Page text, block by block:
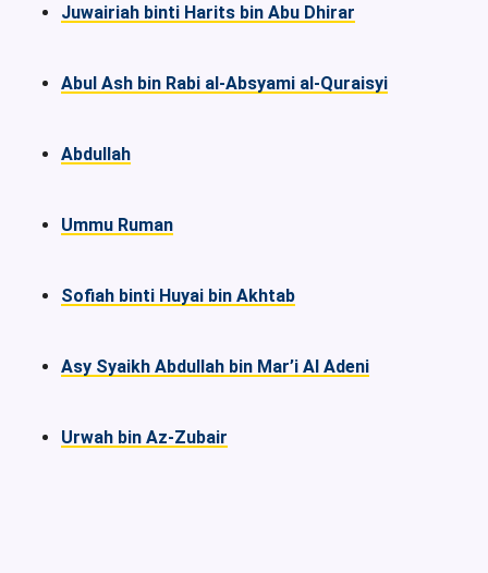
Juwairiah binti Harits bin Abu Dhirar
Abul Ash bin Rabi al-Absyami al-Quraisyi
Abdullah
Ummu Ruman
Sofiah binti Huyai bin Akhtab
Asy Syaikh Abdullah bin Mar’i Al Adeni
Urwah bin Az-Zubair